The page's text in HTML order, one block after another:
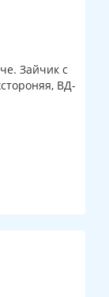
Зайчик с
ВД-